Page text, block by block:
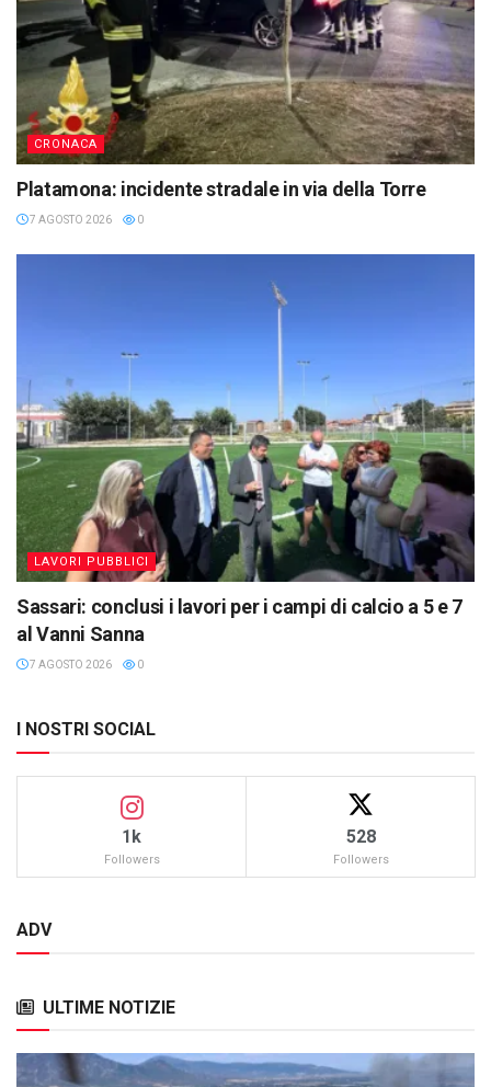
CRONACA
Platamona: incidente stradale in via della Torre
7 AGOSTO 2026 0
LAVORI PUBBLICI
Sassari: conclusi i lavori per i campi di calcio a 5 e 7
al Vanni Sanna
7 AGOSTO 2026 0
I NOSTRI SOCIAL
1k
Followers
528
Followers
ADV
ULTIME NOTIZIE